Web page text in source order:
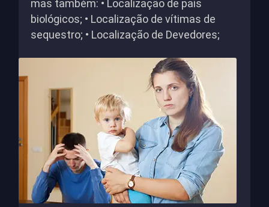
mas também: • Localização de pais
biológicos; • Localização de vítimas de
sequestro; • Localização de Devedores;